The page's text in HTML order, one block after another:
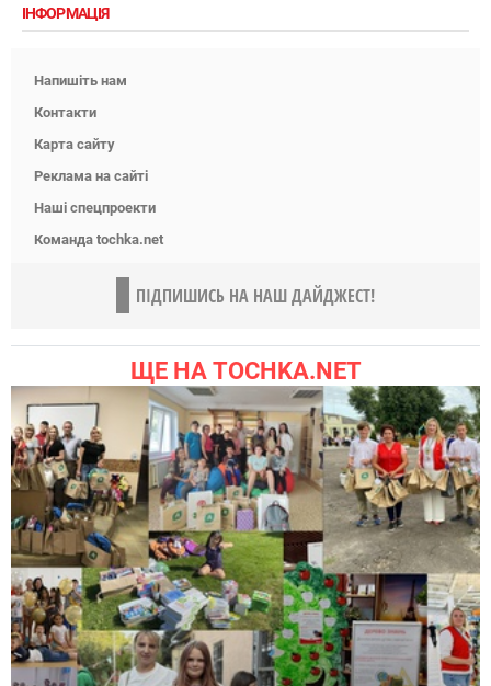
ІНФОРМАЦІЯ
Напишіть нам
Контакти
Карта сайту
Реклама на сайті
Наші спецпроекти
Команда tochka.net
ПІДПИШИСЬ НА НАШ ДАЙДЖЕСТ!
ЩЕ НА TOCHKA.NET